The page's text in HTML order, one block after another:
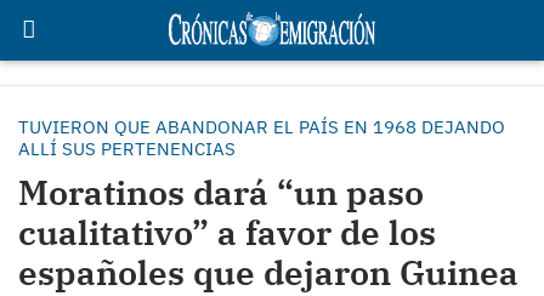
TUVIERON QUE ABANDONAR EL PAÍS EN 1968 DEJANDO
ALLÍ SUS PERTENENCIAS
Moratinos dará “un paso
cualitativo” a favor de los
españoles que dejaron Guinea